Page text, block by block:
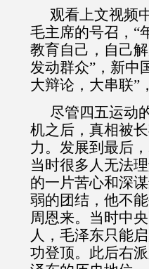
观看上文视频
毛主席的号召，“
教育自己，自己
发动群众”，新中
大辩论，大串联”
尽管四五运动
机之后，真相被
力。发展到最后
当时很多人无法
的一片苦心和深
弱的团结，他不
周恩来。当时中
人，毛泽东只能
功登顶。此后右